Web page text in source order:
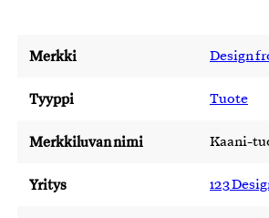
Merkki Design
Tyyppi Tuote
Merkkiluvan nimi Kaani-
Yritys 123